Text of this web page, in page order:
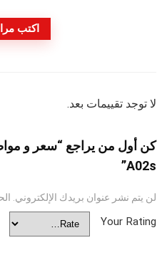
اكتب
لا توجد تقييمات بعد.
A02s”
لن يتم نشر عنوان بريدك الإلكتروني.
Your Rating